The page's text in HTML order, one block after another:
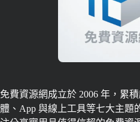
免費資源網成立於 2006 年，累
體、App 與線上工具等七大主題